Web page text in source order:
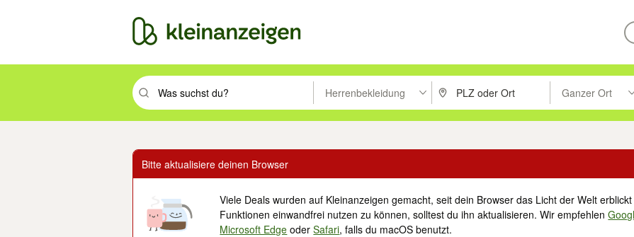
Suchbegriff eingeben. Eingabetaste drücken um zu suchen, oder Vorschläge mit den Pfeiltasten nach oben/
Herrenbekleidung PLZ oder Ort eingeben. Eingabetaste
Ganzer Ort
Suche im
Bitte aktualisiere deinen Browser
Viele Deals wurden auf Kleinanzeigen gemacht, seit dein Browser das Licht der Welt
Funktionen einwandfrei nutzen zu können, solltest du ihn aktualisieren. Wir empfehlen
Microsoft Edge oderSafari, falls du macOS benutzt.